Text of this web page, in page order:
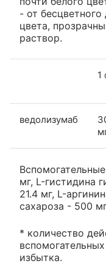
- от
цвета,
раствор.
1
ведолизумаб
мг, L-гистидина
21.4 мг, L-
сахароза - 500
* количество
избытка.